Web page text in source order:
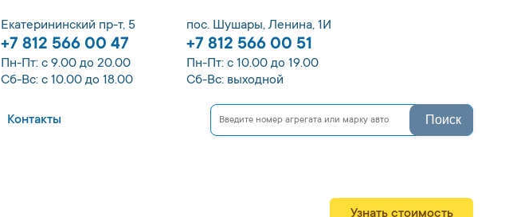
Екатерининский пр-т, 5
+7 812 566 00 47
Пн-Пт: с 9.00 до 20.00
Сб-Вс: с 10.00 до 18.00
пос. Шушары, Ленина, 1И
+7 812 566 00 51
Пн-Пт: с 10.00 до 19.00
Сб-Вс: выходной
Контакты Поиск
Узнать стоимость